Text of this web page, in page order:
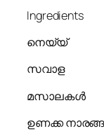
Ingredients
നെയ്യ്
സവാള
മസാലകൾ
ഉണക്ക നാരങ്ങ